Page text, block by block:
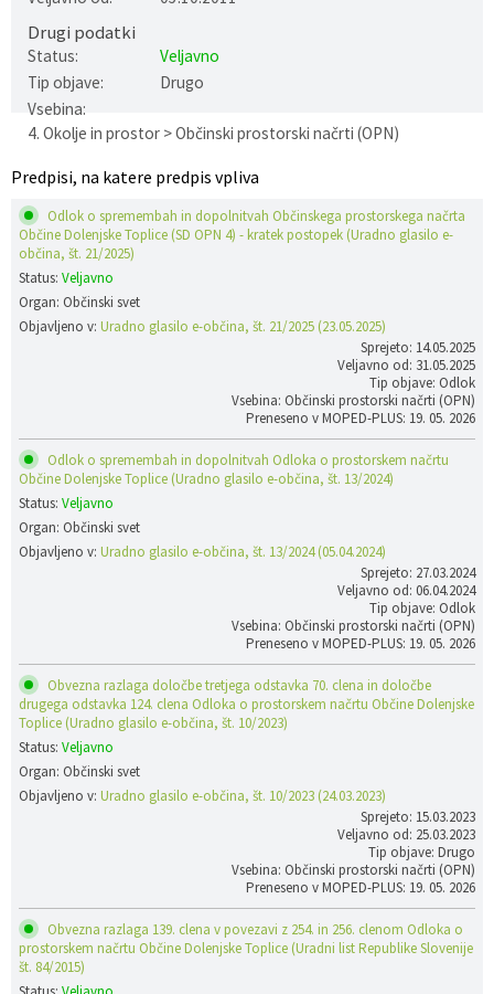
Drugi podatki
Status:
Veljavno
Tip objave:
Drugo
Vsebina:
4. Okolje in prostor > Občinski prostorski načrti (OPN)
Predpisi, na katere predpis vpliva
Odlok o spremembah in dopolnitvah Občinskega prostorskega načrta
Občine Dolenjske Toplice (SD OPN 4) - kratek postopek (Uradno glasilo e-
občina, št. 21/2025)
Status: Veljavno
Organ: Občinski svet
Objavljeno v: Uradno glasilo e-občina, št. 21/2025 (23.05.2025)
Sprejeto: 14.05.2025
Veljavno od: 31.05.2025
Tip objave: Odlok
Vsebina: Občinski prostorski načrti (OPN)
Preneseno v MOPED-PLUS: 19. 05. 2026
Odlok o spremembah in dopolnitvah Odloka o prostorskem načrtu
Občine Dolenjske Toplice (Uradno glasilo e-občina, št. 13/2024)
Status: Veljavno
Organ: Občinski svet
Objavljeno v: Uradno glasilo e-občina, št. 13/2024 (05.04.2024)
Sprejeto: 27.03.2024
Veljavno od: 06.04.2024
Tip objave: Odlok
Vsebina: Občinski prostorski načrti (OPN)
Preneseno v MOPED-PLUS: 19. 05. 2026
Obvezna razlaga določbe tretjega odstavka 70. clena in določbe
drugega odstavka 124. clena Odloka o prostorskem načrtu Občine Dolenjske
Toplice (Uradno glasilo e-občina, št. 10/2023)
Status: Veljavno
Organ: Občinski svet
Objavljeno v: Uradno glasilo e-občina, št. 10/2023 (24.03.2023)
Sprejeto: 15.03.2023
Veljavno od: 25.03.2023
Tip objave: Drugo
Vsebina: Občinski prostorski načrti (OPN)
Preneseno v MOPED-PLUS: 19. 05. 2026
Obvezna razlaga 139. clena v povezavi z 254. in 256. clenom Odloka o
prostorskem načrtu Občine Dolenjske Toplice (Uradni list Republike Slovenije
št. 84/2015)
Gospodarstvo
Pokopališča
Varstvo osebnih podatkov
Fotogalerija
Vizitka občine
Skupne službe
Predpisi in odloki
Proračun občine
Vrelec
Prostorski akti
Folklorna skupina DPŽ Dolenjske Toplice